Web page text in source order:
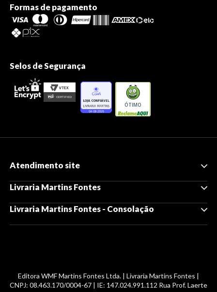
Formas de pagamento
Selos de Segurança
ÓTIMO
Atendimento site
Livraria Martins Fontes
Livraria Martins Fontes - Consolação
Editora WMF Martins Fontes Ltda. | Livraria Martins Fontes |
CNPJ: 08.463.170/0004-67 | IE: 147.024.991.112 Rua Prof. Laerte